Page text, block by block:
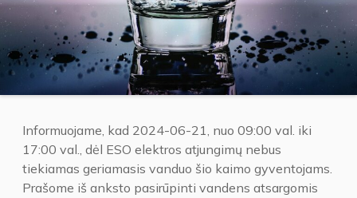
Informuojame, kad 2024-06-21, nuo 09:00 val. iki
17:00 val., dėl ESO elektros atjungimų nebus
tiekiamas geriamasis vanduo šio kaimo gyventojams.
Prašome iš anksto pasirūpinti vandens atsargomis